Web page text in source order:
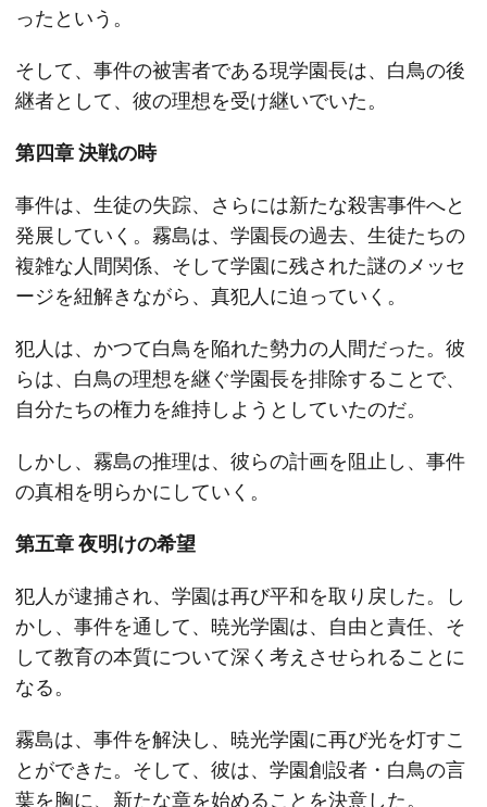
ったという。
そして、事件の被害者である現学園長は、白鳥の後
継者として、彼の理想を受け継いでいた。
第四章 決戦の時
事件は、生徒の失踪、さらには新たな殺害事件へと
発展していく。霧島は、学園長の過去、生徒たちの
複雑な人間関係、そして学園に残された謎のメッセ
ージを紐解きながら、真犯人に迫っていく。
犯人は、かつて白鳥を陥れた勢力の人間だった。彼
らは、白鳥の理想を継ぐ学園長を排除することで、
自分たちの権力を維持しようとしていたのだ。
しかし、霧島の推理は、彼らの計画を阻止し、事件
の真相を明らかにしていく。
第五章 夜明けの希望
犯人が逮捕され、学園は再び平和を取り戻した。し
かし、事件を通して、暁光学園は、自由と責任、そ
して教育の本質について深く考えさせられることに
なる。
霧島は、事件を解決し、暁光学園に再び光を灯すこ
とができた。そして、彼は、学園創設者・白鳥の言
葉を胸に、新たな章を始めることを決意した。